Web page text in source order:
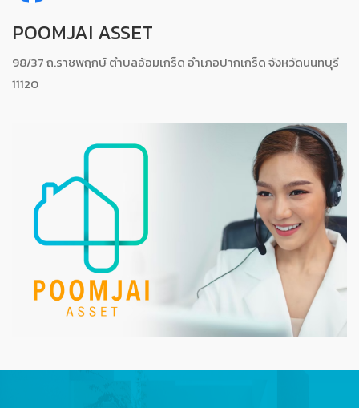
POOMJAI ASSET
98/37 ถ.ราชพฤกษ์ ตำบลอ้อมเกร็ด อำเภอปากเกร็ด จังหวัดนนทบุรี
11120